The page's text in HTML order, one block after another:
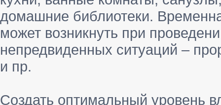
домашние библиотеки.
может возникнуть при
непредвиденных ситуаций –
и пр.
Создать оптимальный уровень